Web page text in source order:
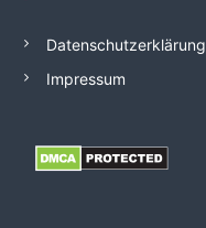
Datenschutzerklärung
Impressum